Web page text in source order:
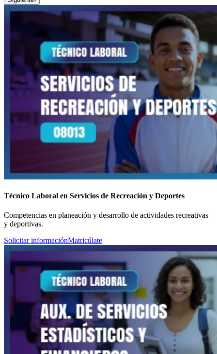
Técnico Laboral en Servicios de Recreación y Deportes
Competencias en planeación y desarrollo de actividades recreativas
y deportivas.
Solicitar informaciónMatricúlate